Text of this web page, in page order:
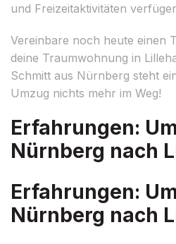
und Freizeitaktivitäten
Vereinbare noch heute einen
deine Traumwohnung in
Schmitt aus Nürnberg steht
Umzug nichts mehr im Weg!
Erfahrungen:
Nürnberg nach
Erfahrungen:
Nürnberg nach